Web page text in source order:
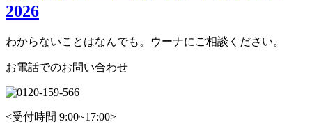
2026
わからないことはなんでも。ウーナにご相談ください。
お電話でのお問い合わせ
<受付時間 9:00~17:00>